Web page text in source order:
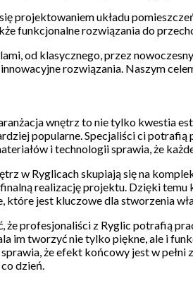
projektowaniem układu
funkcjonalne rozwiązania do
od klasycznego, przez
rozwiązania. Naszym
wnętrz to nie tylko kwestia
popularne. Specjaliści ci
i technologii sprawia, że
w Ryglicach skupiają się na
realizację projektu. Dzięki
które jest kluczowe dla stworzenia
że profesjonaliści z Ryglic potrafią
im tworzyć nie tylko piękne, ale i
że efekt końcowy jest w
dzień.